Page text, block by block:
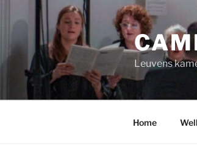
naar
inhoud
Leuvens
Home